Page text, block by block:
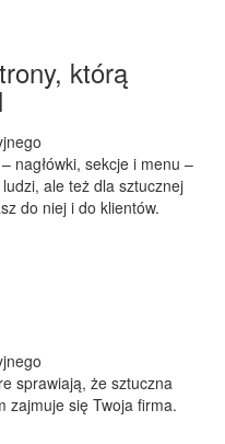
którą
nagłówki, sekcje i menu –
ale też dla sztucznej
do niej i do klientów.
sprawiają, że sztuczna
zajmuje się Twoja firma.